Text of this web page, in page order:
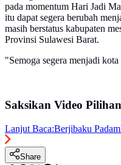
pada momentum Hari Jadi
itu dapat segera berubah
masih berstatus kabupaten
Provinsi Sulawesi Barat.
"Semoga segera menjadi
Saksikan Video
Lanjut Baca:Berjibaku
Share